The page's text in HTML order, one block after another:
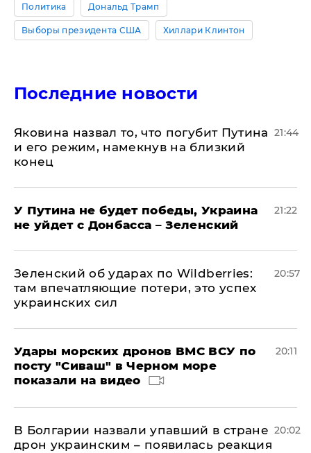
Политика Дональд Трамп
Выборы президента США Хиллари Клинтон
Последние новости
Яковина назвал то, что погубит Путина
и его режим, намекнув на близкий
конец
21:44
У Путина не будет победы, Украина
не уйдет с Донбасса – Зеленский
21:22
Зеленский об ударах по Wildberries:
там впечатляющие потери, это успех
украинских сил
20:57
Удары морских дронов ВМС ВСУ по
посту "Сиваш" в Черном море
показали на видео
20:11
В Болгарии назвали упавший в стране
дрон украинским – появилась реакция
20:02